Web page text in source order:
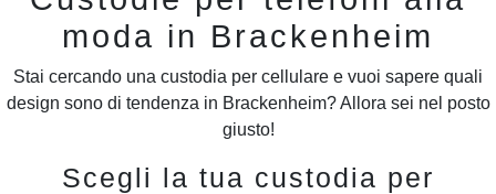
moda in Brackenheim
Stai cercando una custodia per cellulare e vuoi sapere quali
design sono di tendenza in Brackenheim? Allora sei nel posto
giusto!
Scegli la tua custodia per